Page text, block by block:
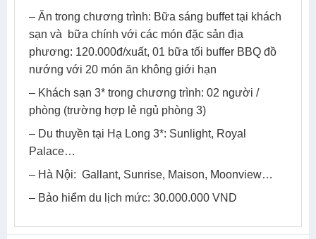
– Ăn trong chương trình: Bữa sáng buffet tại khách
sạn và bữa chính với các món đặc sản địa
phương: 120.000đ/xuất, 01 bữa tối buffer BBQ đồ
nướng với 20 món ăn không giới hạn
– Khách sạn 3* trong chương trình: 02 người /
phòng (trường hợp lẻ ngủ phòng 3)
– Du thuyền tại Hạ Long 3*: Sunlight, Royal
Palace…
– Hà Nội: Gallant, Sunrise, Maison, Moonview…
– Bảo hiểm du lịch mức: 30.000.000 VND